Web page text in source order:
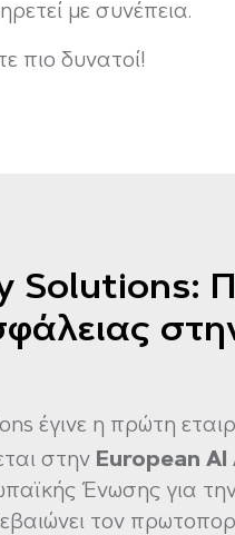
με συνέπεια.
πιο δυνατοί!
Solutions:
έγινε η πρώτη
στην European AI
Ένωσης για
τον